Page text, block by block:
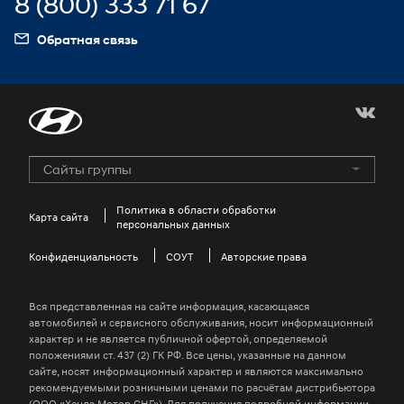
Запчасти Product Line 2
Моторное масло
Обратная связь
Карта сайта
Политика в области обработки
персональных данных
Конфиденциальность СОУТ Авторские права
Вся представленная на сайте информация, касающаяся
автомобилей и сервисного обслуживания, носит информационный
характер и не является публичной офертой, определяемой
положениями ст. 437 (2) ГК РФ. Все цены, указанные на данном
сайте, носят информационный характер и являются максимально
рекомендуемыми розничными ценами по расчётам дистрибьютора
Сайты группы
Hyundai Motor Group
HYUNDAI COLLECTION
Kids Hyundai
Global Business Investigation Center
Jeonbuk Hyundai Motors Football Club
H-ear